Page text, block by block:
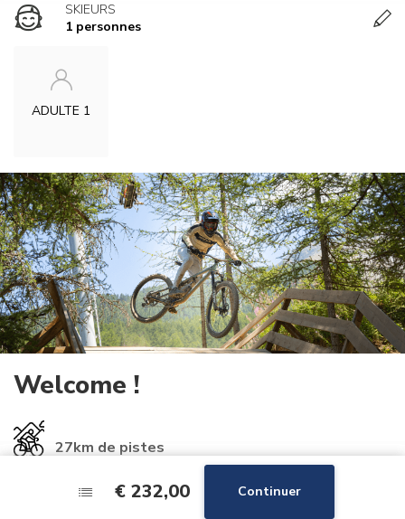
SKIEURS
1 personnes
ADULTE 1
€ 232,00 Continuer
Welcome !
27km de pistes
remontées mécaniques
€ 232,00 Continuer
MASSAGES